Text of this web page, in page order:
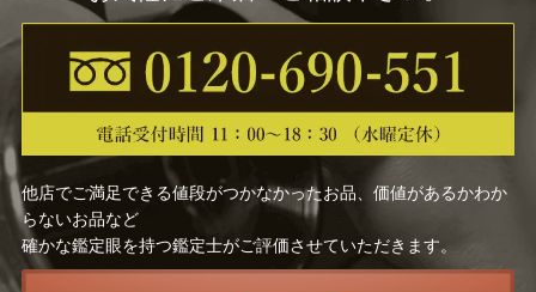
他店でご満足できる値段がつかなかったお品、価値があるかわか
らないお品など
確かな鑑定眼を持つ鑑定士がご評価させていただきます。